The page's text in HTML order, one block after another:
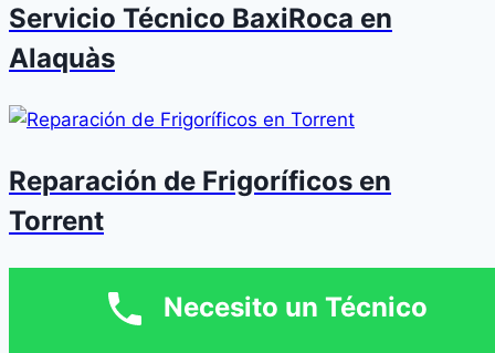
Servicio Técnico BaxiRoca en
Alaquàs
Reparación de Frigoríficos en
Torrent
Necesito un Técnico